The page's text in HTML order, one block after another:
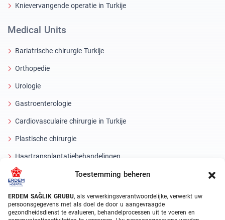
Toestemming beheren
ERDEM SAĞLIK GRUBU, als verwerkingsverantwoordelijke, verwerkt uw
persoonsgegevens met als doel de door u aangevraagde
gezondheidsdienst te evalueren, behandelprocessen uit te voeren en
Knievervangende operatie in Turkije
Medical Units
Bariatrische chirurgie Turkije
Orthopedie
Urologie
Gastroenterologie
Cardiovasculaire chirurgie in Turkije
Plastische chirurgie
Haartransplantatiebehandelingen
Tandheelkundige behandelingen Turkije
Laseroog
About Erdem